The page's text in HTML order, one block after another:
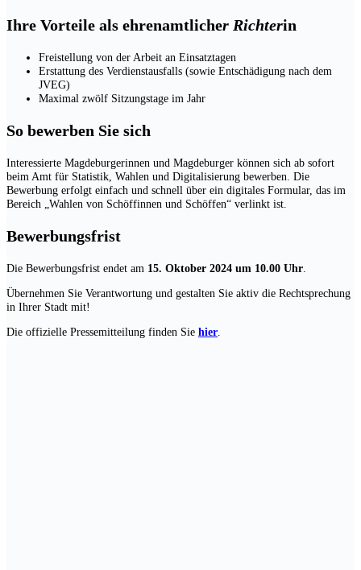
Ihre Vorteile als ehrenamtlicher Richterin
Freistellung von der Arbeit an Einsatztagen
Erstattung des Verdienstausfalls (sowie Entschädigung nach dem
JVEG)
Maximal zwölf Sitzungstage im Jahr
So bewerben Sie sich
Interessierte Magdeburgerinnen und Magdeburger können sich ab sofort
beim Amt für Statistik, Wahlen und Digitalisierung bewerben. Die
Bewerbung erfolgt einfach und schnell über ein digitales Formular, das im
Bereich „Wahlen von Schöffinnen und Schöffen“ verlinkt ist.
Bewerbungsfrist
Die Bewerbungsfrist endet am 15. Oktober 2024 um 10.00 Uhr
Übernehmen Sie Verantwortung und gestalten Sie aktiv die Rechtsprechung
in Ihrer Stadt mit!
Die offizielle Pressemitteilung finden Sie hier